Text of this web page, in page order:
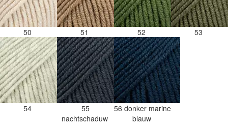
50 51 52 53
54
55
nachtschaduw
56 donker marine
blauw